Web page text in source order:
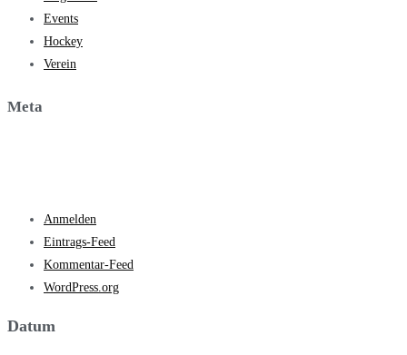
Events
Hockey
Verein
Meta
Anmelden
Eintrags-Feed
Kommentar-Feed
WordPress.org
Datum